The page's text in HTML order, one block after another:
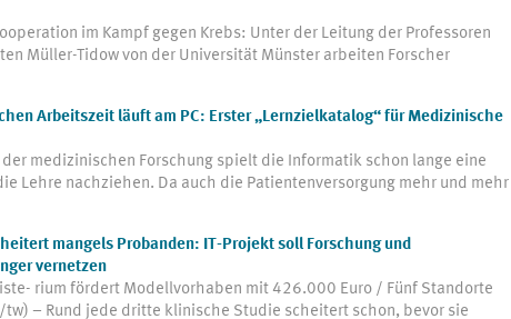
im Kampf gegen Krebs: Unter der Leitung der Professoren
Müller-Tidow von der Universität Münster arbeiten Forscher
Arbeitszeit läuft am PC: Erster „Lernzielkatalog“ für Medizinische
medizinischen Forschung spielt die Informatik schon lange eine
Lehre nachziehen. Da auch die Patientenversorgung mehr und mehr
mangels Probanden: IT-Projekt soll Forschung und
vernetzen
rium fördert Modellvorhaben mit 426.000 Euro / Fünf Standorte
– Rund jede dritte klinische Studie scheitert schon, bevor sie